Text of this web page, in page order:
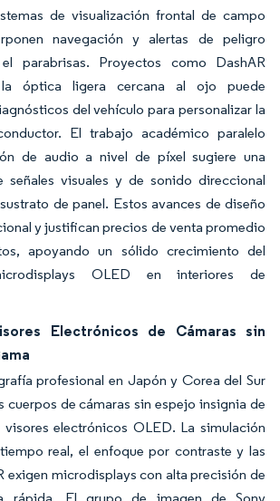
de visualización frontal de campo
navegación y alertas de peligro
parabrisas. Proyectos como DashAR
óptica ligera cercana al ojo puede
del vehículo para personalizar la
El trabajo académico paralelo
de audio a nivel de píxel sugiere una
señales visuales y de sonido direccional
de panel. Estos avances de diseño
y justifican precios de venta promedio
apoyando un sólido crecimiento del
OLED en interiores de
Electrónicos de Cámaras sin
profesional en Japón y Corea del Sur
cuerpos de cámaras sin espejo insignia de
electrónicos OLED. La simulación
real, el enfoque por contraste y las
exigen microdisplays con alta precisión de